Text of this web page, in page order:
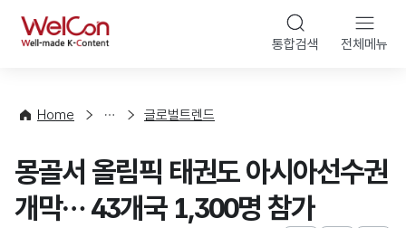
WelCon 통합검색 전체메뉴
Home
향
계
글로벌트렌드
몽골서 올림픽 태권도 아시아선수권
개막… 43개국 1,300명 참가